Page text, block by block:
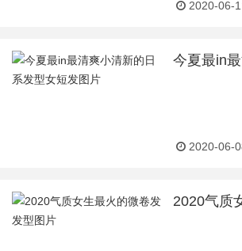
2020-06-
今夏最in
2020-06-
2020气质